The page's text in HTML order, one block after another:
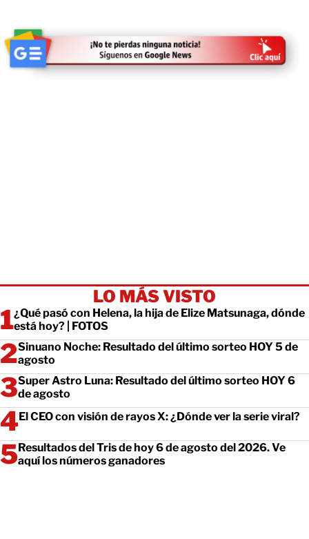
LO MÁS VISTO
¿Qué pasó con Helena, la hija de Elize Matsunaga, dónde
está hoy? | FOTOS
Sinuano Noche: Resultado del último sorteo HOY 5 de
agosto
Super Astro Luna: Resultado del último sorteo HOY 6
de agosto
El CEO con visión de rayos X: ¿Dónde ver la serie viral?
Resultados del Tris de hoy 6 de agosto del 2026. Ve
aquí los números ganadores